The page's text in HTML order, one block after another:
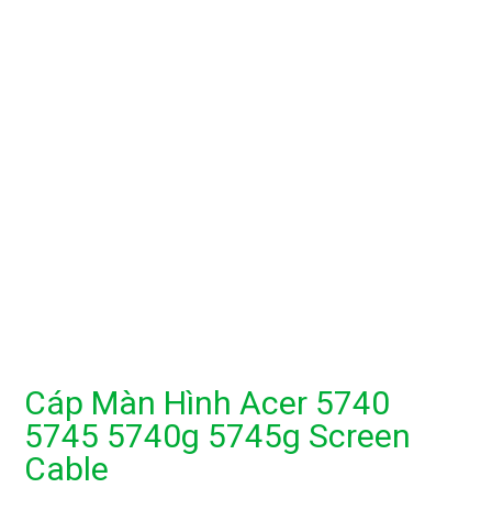
Cáp Màn Hình Acer 5740
5745 5740g 5745g Screen
Cable